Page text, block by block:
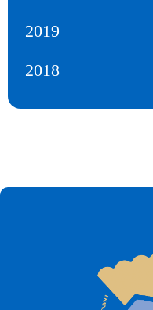
2019
2018